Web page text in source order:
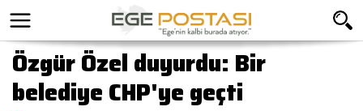
Özgür Özel duyurdu: Bir
belediye CHP'ye geçti